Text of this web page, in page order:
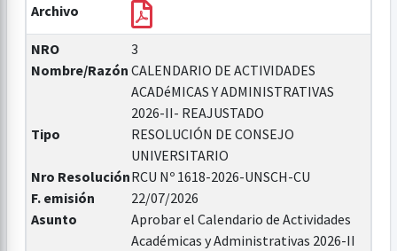
Archivo
NRO
3
Nombre/Razón CALENDARIO DE ACTIVIDADES
ACADéMICAS Y ADMINISTRATIVAS
2026-II- REAJUSTADO
Tipo
RESOLUCIÓN DE CONSEJO
UNIVERSITARIO
Nro ResoluciónRCU Nº 1618-2026-UNSCH-CU
F. emisión
22/07/2026
Asunto
Aprobar el Calendario de Actividades
Académicas y Administrativas 2026-II